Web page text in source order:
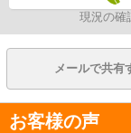
現況の確
メールで共有
お客様の声